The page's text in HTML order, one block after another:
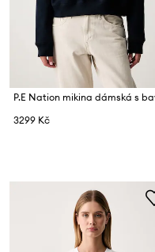
3299 Kč